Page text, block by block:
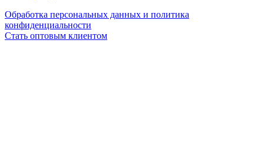
Обработка персональных данных и политика
конфиденциальности
Стать оптовым клиентом